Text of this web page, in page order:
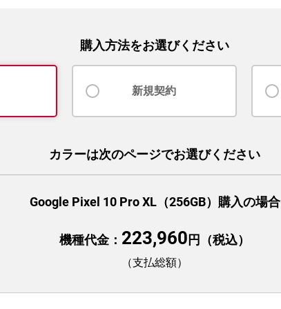
購入方法をお選びください
新規契約
カラーは次のページでお選びください
Google Pixel 10 Pro XL（256GB）購入の場合
機種代金： 223,960 円（税込）
（支払総額）